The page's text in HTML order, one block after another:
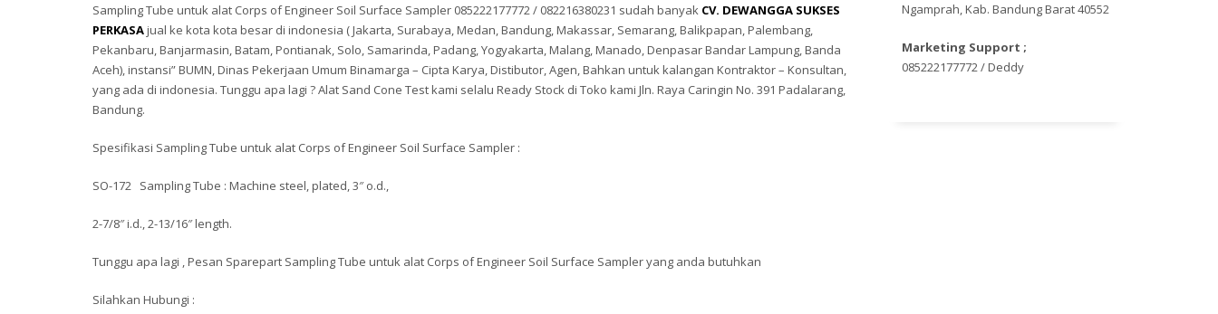
Sampling Tube untuk alat Corps of Engineer Soil Surface Sampler 085222177772 / 082216380231 sudah banyak CV. DEWANGGA SUKSES
PERKASAjual ke kota kota besar di indonesia ( Jakarta, Surabaya, Medan, Bandung, Makassar, Semarang, Balikpapan, Palembang,
Pekanbaru, Banjarmasin, Batam, Pontianak, Solo, Samarinda, Padang, Yogyakarta, Malang, Manado, Denpasar Bandar Lampung, Banda
Aceh), instansi” BUMN, Dinas Pekerjaan Umum Binamarga – Cipta Karya, Distibutor, Agen, Bahkan untuk kalangan Kontraktor – Konsultan,
yang ada di indonesia. Tunggu apa lagi ? Alat Sand Cone Test kami selalu Ready Stock di Toko kami Jln. Raya Caringin No. 391 Padalarang,
Bandung.
Spesifikasi Sampling Tube untuk alat Corps of Engineer Soil Surface Sampler :
SO-172 Sampling Tube : Machine steel, plated, 3″ o.d.,
2-7/8″ i.d., 2-13/16″ length.
Tunggu apa lagi , Pesan Sparepart Sampling Tube untuk alat Corps of Engineer Soil Surface Sampler yang anda butuhkan
Silahkan Hubungi :
Ngamprah, Kab. Bandung Barat 40552
Marketing Support ;
085222177772 / Deddy